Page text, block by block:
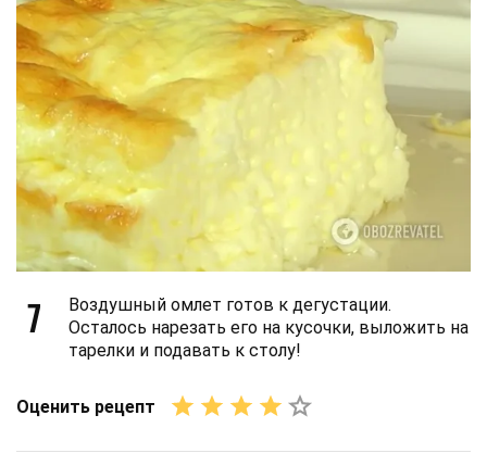
7
Воздушный омлет готов к дегустации.
Осталось нарезать его на кусочки, выложить на
тарелки и подавать к столу!
Оценить рецепт